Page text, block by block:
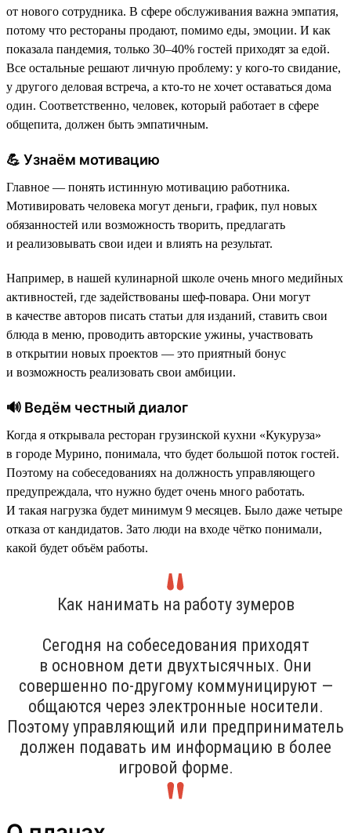
от нового сотрудника. В сфере обслуживания важна эмпатия,
потому что рестораны продают, помимо еды, эмоции. И как
показала пандемия, только 30–40% гостей приходят за едой.
Все остальные решают личную проблему: у кого-то свидание,
у другого деловая встреча, а кто-то не хочет оставаться дома
один. Соответственно, человек, который работает в сфере
общепита, должен быть эмпатичным.
💪 Узнаём мотивацию
Главное — понять истинную мотивацию работника.
Мотивировать человека могут деньги, график, пул новых
обязанностей или возможность творить, предлагать
и реализовывать свои идеи и влиять на результат.
Например, в нашей кулинарной школе очень много медийных
активностей, где задействованы шеф-повара. Они могут
в качестве авторов писать статьи для изданий, ставить свои
блюда в меню, проводить авторские ужины, участвовать
в открытии новых проектов — это приятный бонус
и возможность реализовать свои амбиции.
🔊 Ведём честный диалог
Когда я открывала ресторан грузинской кухни «Кукуруза»
в городе Мурино, понимала, что будет большой поток гостей.
Поэтому на собеседованиях на должность управляющего
предупреждала, что нужно будет очень много работать.
И такая нагрузка будет минимум 9 месяцев. Было даже четыре
отказа от кандидатов. Зато люди на входе чётко понимали,
какой будет объём работы.
Как нанимать на работу зумеров
Сегодня на собеседования приходят
в основном дети двухтысячных. Они
совершенно по-другому коммуницируют —
общаются через электронные носители.
Поэтому управляющий или предприниматель
должен подавать им информацию в более
игровой форме.